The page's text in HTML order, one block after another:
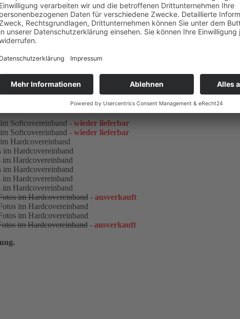
Softcovereinband - wieder lieferbar
Softcovereinband - wieder lieferbar
Hardcovereinband
Hardcovereinband
Hardcovereinband
Hardcovereinband
Hardcovereinband
Hardcovereinband
im Hardcovereinband - ausverkauft
im Hardcovereinband
im Hardcovereinband
im Hardcovereinband - ausverkauft